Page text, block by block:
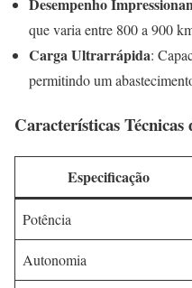
Desempenho
que varia entre 800 a 900
Carga Ultrarrápida:
permitindo um
Características
Especificação
Potência
Autonomia